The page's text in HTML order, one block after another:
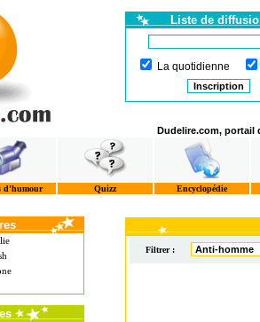
Liste de
La quotidienne
Dudelire.com, portail
d'humour Quizz Encyclopédie
Filtrer :